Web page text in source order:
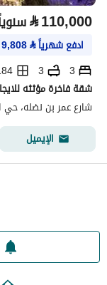
⃁110,000
ادفع شهرياً⃁
9,808
3
3
184
شقة فاخرة مؤثثه
شارع عمر بن نضله،
الإيميل